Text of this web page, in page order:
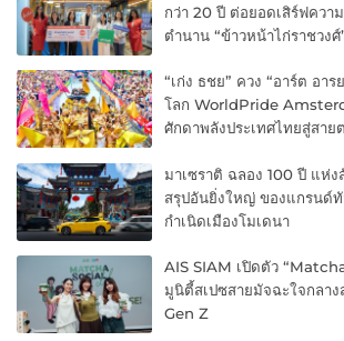
กว่า 20 ปี ต่อยอดเสิร์ฟควา
ตำนาน “ข้าวหน้าไก่ราชวง
“เก่ง ธชย” ควง “อาร์ต อาร
โลก WorldPride
ศักดาพลังประเทศไทยสู่สาย
มาเซราติ ฉลอง 100 ปี แห่
สรุปอันยิ่งใหญ่ ของแกรนด์
กำเนิดเมืองโมเดนา
AIS SIAM เปิดตัว
มูนิตี้สเปซสายมัจฉะใจกลาง
Gen Z